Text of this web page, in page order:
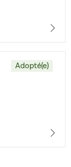
Adopté(e)